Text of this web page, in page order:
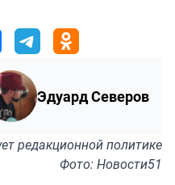
Эдуард Северов
редакционной политике
Фото: Новости51